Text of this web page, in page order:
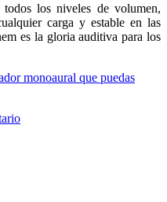
los niveles de volumen,
carga y estable en las
es la gloria auditiva para los